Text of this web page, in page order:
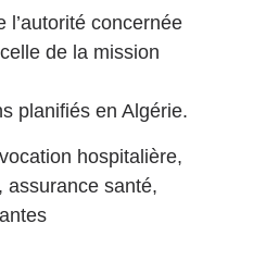
l’autorité concernée
de la mission
planifiés en Algérie.
hospitalière,
assurance santé,